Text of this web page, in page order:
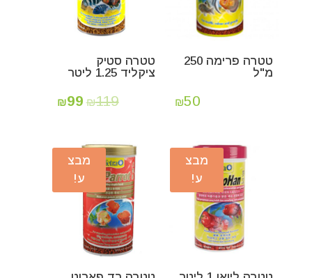
טטרה פרימה 250
מ"ל
₪50
טטרה סטיק
ציקליד 1.25 ליטר
₪119
₪99
מבצ
ע!
מבצ
ע!